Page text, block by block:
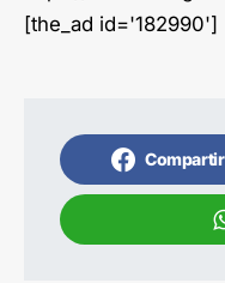
[the_ad id='182990']
Compartir